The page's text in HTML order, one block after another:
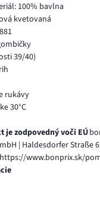
100% bavlna
kvetovaná
39/40)
rukávy
30°C
je zodpovedný voči EÚ
| Haldesdorfer Straße
www.bonprix.sk/